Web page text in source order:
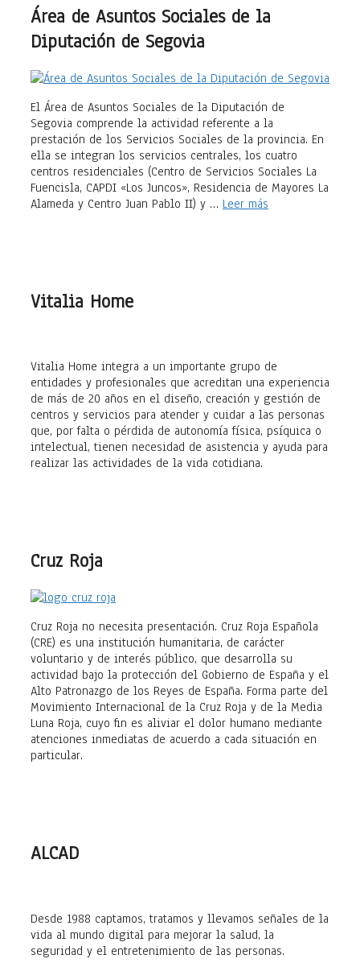
Área de Asuntos Sociales de la
Diputación de Segovia
El Área de Asuntos Sociales de la Diputación de
Segovia comprende la actividad referente a la
prestación de los Servicios Sociales de la provincia. En
ella se integran los servicios centrales, los cuatro
centros residenciales (Centro de Servicios Sociales La
Fuencisla, CAPDI «Los Juncos», Residencia de Mayores La
Alameda y Centro Juan Pablo II) y … Leer más
Vitalia Home
Vitalia Home integra a un importante grupo de
entidades y profesionales que acreditan una experiencia
de más de 20 años en el diseño, creación y gestión de
centros y servicios para atender y cuidar a las personas
que, por falta o pérdida de autonomía física, psíquica o
intelectual, tienen necesidad de asistencia y ayuda para
realizar las actividades de la vida cotidiana.
Cruz Roja
Cruz Roja no necesita presentación. Cruz Roja Española
(CRE) es una institución humanitaria, de carácter
voluntario y de interés público, que desarrolla su
actividad bajo la protección del Gobierno de España y el
Alto Patronazgo de los Reyes de España. Forma parte del
Movimiento Internacional de la Cruz Roja y de la Media
Luna Roja, cuyo fin es aliviar el dolor humano mediante
atenciones inmediatas de acuerdo a cada situación en
particular.
ALCAD
Desde 1988 captamos, tratamos y llevamos señales de la
vida al mundo digital para mejorar la salud, la
seguridad y el entretenimiento de las personas.